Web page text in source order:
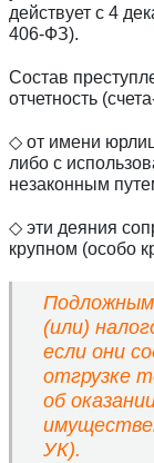
действует с 4
406-ФЗ).
Состав
отчетность
◇ от имени
либо с
незаконным
◇ эти деяния
крупном (особо
(или)
если они
отгрузке
об
УК).